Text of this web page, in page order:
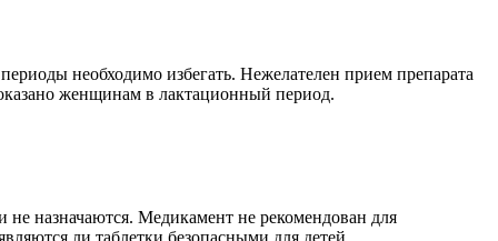
необходимо избегать. Нежелателен прием препарата
женщинам в лактационный период.
не назначаются. Медикамент не рекомендован для
ли таблетки безопасными для детей.